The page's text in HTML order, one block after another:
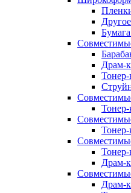
Драм-
Драм-
Драм-